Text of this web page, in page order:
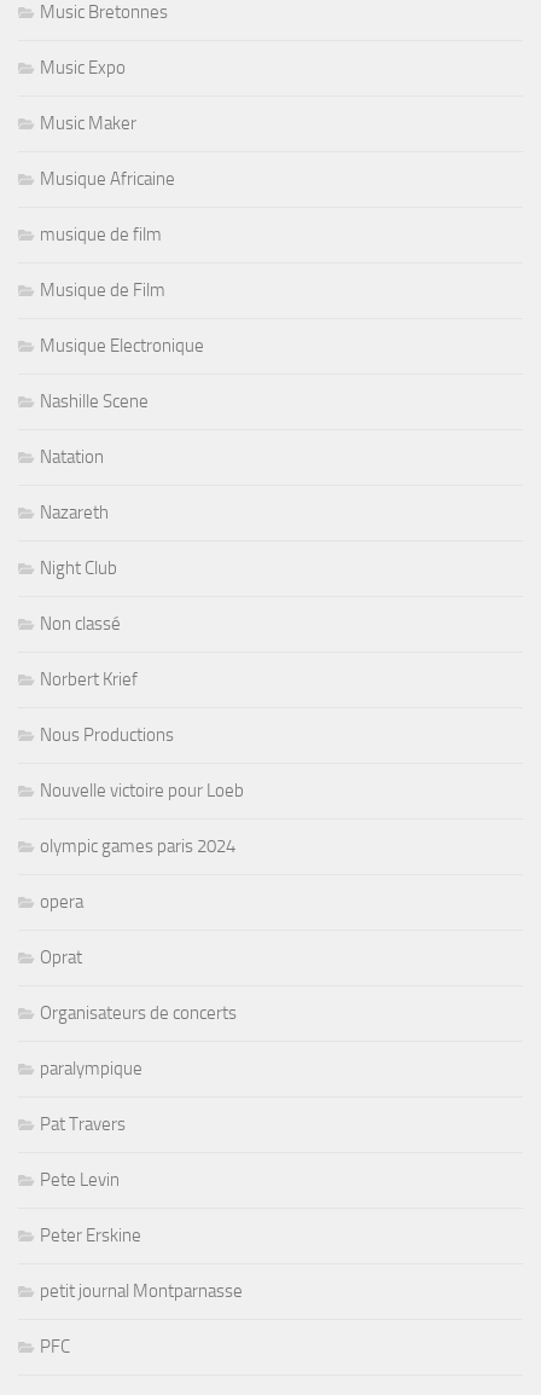
Music Bretonnes
Music Expo
Music Maker
Musique Africaine
musique de film
Musique de Film
Musique Electronique
Nashille Scene
Natation
Nazareth
Night Club
Non classé
Norbert Krief
Nous Productions
Nouvelle victoire pour Loeb
olympic games paris 2024
opera
Oprat
Organisateurs de concerts
paralympique
Pat Travers
Pete Levin
Peter Erskine
petit journal Montparnasse
PFC